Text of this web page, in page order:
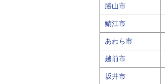
勝山市
鯖江市
あわら市
越前市
坂井市